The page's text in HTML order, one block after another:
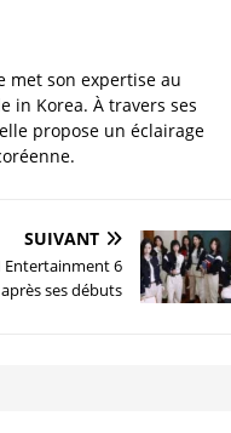
met son expertise au
in Korea. À travers ses
propose un éclairage
SUIVANT
Entertainment 6
ses débuts